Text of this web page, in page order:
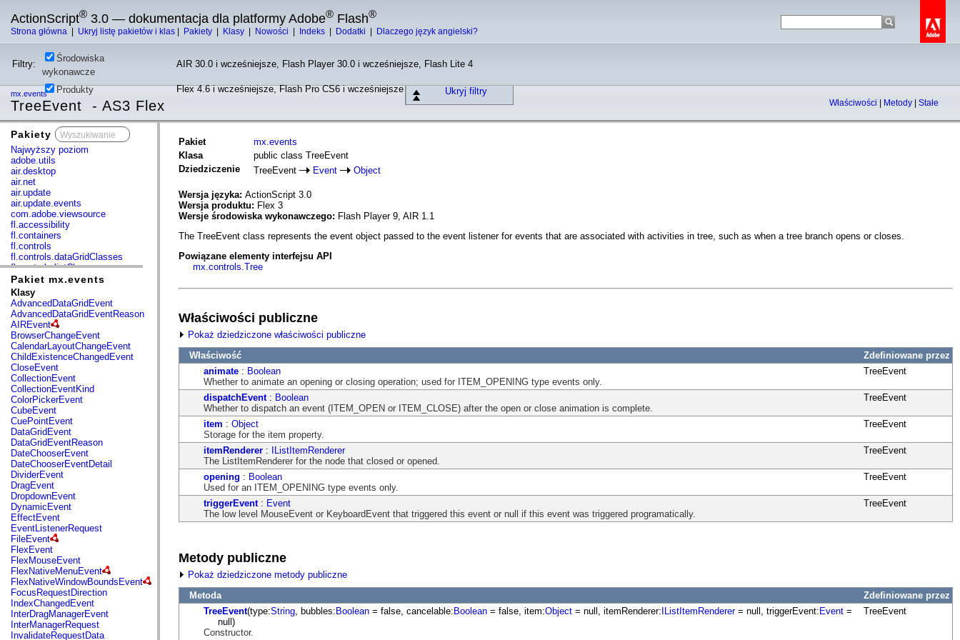
ActionScript® 3.0 — dokumentacja dla platformy Adobe® Flash®
Strona główna Ukryj listę pakietów i klas Pakiety Klasy Nowości Indeks Dodatki Dlaczego język angielski?
Filtry:
Środowiska
wykonawcze
AIR 30.0 i wcześniejsze, Flash Player 30.0 i wcześniejsze, Flash Lite 4
Produkty Flex 4.6 i wcześniejsze, Flash Pro CS6 i wcześniejsze Ukryj filtry
mx.events
TreeEvent - AS3 Flex Właściwości Metody Stałe
Pakiety
Najwyższy poziom
adobe.utils
air.desktop
air.net
air.update
air.update.events
com.adobe.viewsource
fl.accessibility
fl.containers
fl.controls
fl.controls.dataGridClasses
fl.controls.listClasses
fl.controls.progressBarClasses
fl.core
fl.data
fl.display
fl.events
fl.ik
fl.lang
fl.livepreview
fl.managers
fl.motion
fl.motion.easing
fl.rsl
fl.text
fl.transitions
fl.transitions.easing
fl.video
flash.accessibility
flash.concurrent
flash.crypto
flash.data
flash.desktop
flash.display
flash.display3D
flash.display3D.textures
flash.errors
flash.events
flash.external
flash.filesystem
flash.filters
flash.geom
flash.globalization
flash.html
flash.media
flash.net
Pakiet mx.events
Klasy
AdvancedDataGridEvent
AdvancedDataGridEventReason
AIREvent
BrowserChangeEvent
CalendarLayoutChangeEvent
ChildExistenceChangedEvent
CloseEvent
CollectionEvent
CollectionEventKind
ColorPickerEvent
CubeEvent
CuePointEvent
DataGridEvent
DataGridEventReason
DateChooserEvent
DateChooserEventDetail
DividerEvent
DragEvent
DropdownEvent
DynamicEvent
EffectEvent
EventListenerRequest
FileEvent
FlexEvent
FlexMouseEvent
FlexNativeMenuEvent
FlexNativeWindowBoundsEvent
FocusRequestDirection
IndexChangedEvent
InterDragManagerEvent
InterManagerRequest
InvalidateRequestData
Pakiet
mx.events
Klasa
public class TreeEvent
Dziedziczenie
TreeEvent Event Object
Wersja języka: ActionScript 3.0
Wersja produktu: Flex 3
Wersje środowiska wykonawczego: Flash Player 9, AIR 1.1
The TreeEvent class represents the event object passed to the event listener for events that are associated with activities in tree, such as when a tree branch opens or closes.
Powiązane elementy interfejsu API
mx.controls.Tree
Właściwości publiczne
Pokaż dziedziczone właściwości publiczne
Właściwość
Zdefiniowane przez
animate : Boolean
Whether to animate an opening or closing operation; used for ITEM_OPENING type events only.
TreeEvent
dispatchEvent : Boolean
Whether to dispatch an event (ITEM_OPEN or ITEM_CLOSE) after the open or close animation is complete.
TreeEvent
item : Object
Storage for the item property.
TreeEvent
itemRenderer : IListItemRenderer
The ListItemRenderer for the node that closed or opened.
TreeEvent
opening : Boolean
Used for an ITEM_OPENING type events only.
TreeEvent
triggerEvent : Event
The low level MouseEvent or KeyboardEvent that triggered this event or null if this event was triggered programatically.
TreeEvent
Metody publiczne
Pokaż dziedziczone metody publiczne
Metoda
Zdefiniowane przez
TreeEvent(type:String , bubbles:Boolean = false, cancelable:Boolean = false, item:Object = null, itemRenderer:IListItemRenderer= null, triggerEvent:Event =
null)
Constructor.
TreeEvent